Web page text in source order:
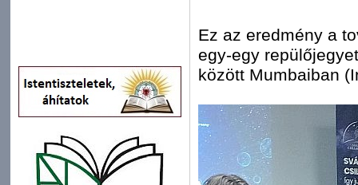
Ez az eredmény a
egy-egy
között Mumbaiban